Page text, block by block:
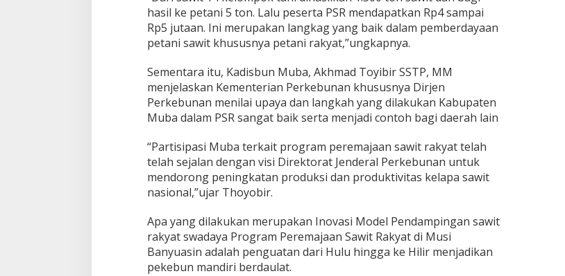
hasil ke petani 5 ton. Lalu peserta PSR mendapatkan Rp4 sampai
Rp5 jutaan. Ini merupakan langkag yang baik dalam pemberdayaan
petani sawit khususnya petani rakyat,”ungkapnya.
Sementara itu, Kadisbun Muba, Akhmad Toyibir SSTP, MM
menjelaskan Kementerian Perkebunan khususnya Dirjen
Perkebunan menilai upaya dan langkah yang dilakukan Kabupaten
Muba dalam PSR sangat baik serta menjadi contoh bagi daerah lain
“Partisipasi Muba terkait program peremajaan sawit rakyat telah
telah sejalan dengan visi Direktorat Jenderal Perkebunan untuk
mendorong peningkatan produksi dan produktivitas kelapa sawit
nasional,”ujar Thoyobir.
Apa yang dilakukan merupakan Inovasi Model Pendampingan sawit
rakyat swadaya Program Peremajaan Sawit Rakyat di Musi
Banyuasin adalah penguatan dari Hulu hingga ke Hilir menjadikan
pekebun mandiri berdaulat.